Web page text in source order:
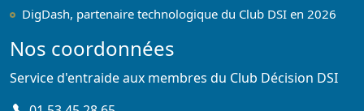
DigDash, partenaire technologique du Club DSI en 2026
Nos coordonnées
Service d'entraide aux membres du Club Décision DSI